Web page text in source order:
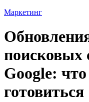
Маркетинг
поисковых
Google:
готовиться